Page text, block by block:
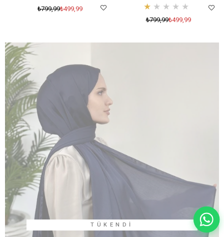
₺499,99
₺799,99 ★ ★ ★ ★ ★
₺499,99
₺799,99
TÜKENDI